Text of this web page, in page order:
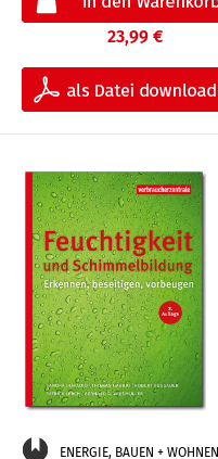
23,99 €
ENERGIE, BAUEN + WOHNEN